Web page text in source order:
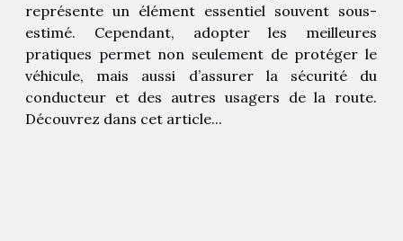
représente un élément essentiel souvent sous-
estimé. Cependant, adopter les meilleures
pratiques permet non seulement de protéger le
véhicule, mais aussi d’assurer la sécurité du
conducteur et des autres usagers de la route.
Découvrez dans cet article...